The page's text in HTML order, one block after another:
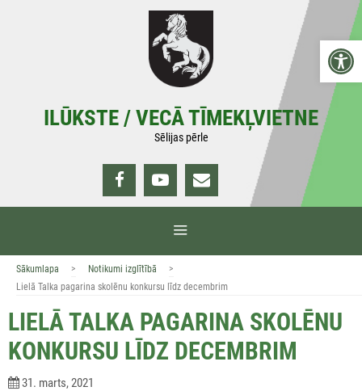
ILŪKSTE / VECĀ TĪMEKĻVIETNE
Sēlijas pērle
Sākumlapa > Notikumi izglītībā
>
Lielā Talka pagarina skolēnu konkursu līdz decembrim
LIELĀ TALKA PAGARINA SKOLĒNU
KONKURSU LĪDZ DECEMBRIM
31. marts, 2021